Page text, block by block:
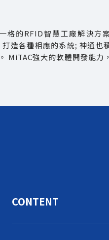
的RFID智慧工廠解決方
造各種相應的系統; 神通也
MiTAC強大的軟體開發能力
CONTENT